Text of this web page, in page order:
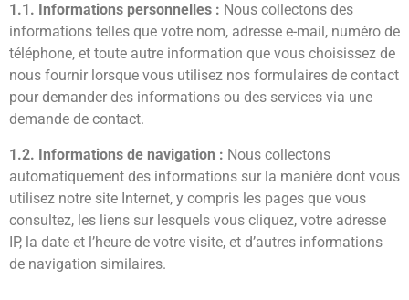
1.1. Informations personnelles : Nous collectons des
informations telles que votre nom, adresse e-mail, numéro de
téléphone, et toute autre information que vous choisissez de
nous fournir lorsque vous utilisez nos formulaires de contact
pour demander des informations ou des services via une
demande de contact.
1.2. Informations de navigation : Nous collectons
automatiquement des informations sur la manière dont vous
utilisez notre site Internet, y compris les pages que vous
consultez, les liens sur lesquels vous cliquez, votre adresse
IP, la date et l’heure de votre visite, et d’autres informations
de navigation similaires.